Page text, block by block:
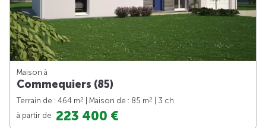
Maison à
Commequiers (85)
Terrain de : 464 m2 | Maison de : 85 m2
| 3 ch.
à partir de 223 400 €